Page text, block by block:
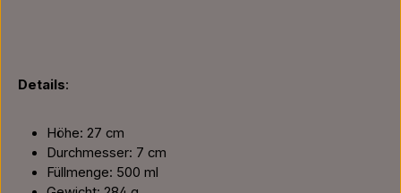
Details:
Höhe: 27 cm
Durchmesser: 7 cm
Füllmenge: 500 ml